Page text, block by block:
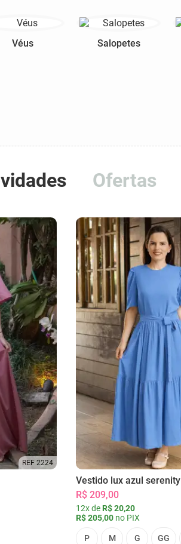
Véus Salopetes
Ofertas
REF 2224
Vestido lux azul serenity
R$ 209,00
12x de R$ 20,20
R$ 205,00 no PIX
P M G GG